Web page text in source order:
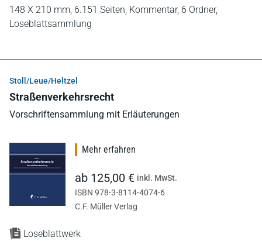
148 X 210 mm, 6.151 Seiten, Kommentar, 6 Ordner,
Loseblattsammlung
Stoll/Leue/Heltzel
Straßenverkehrsrecht
Vorschriftensammlung mit Erläuterungen
Loseblattwerk
Mehr erfahren
ab 125,00 € inkl. MwSt.
ISBN 978-3-8114-4074-6
C.F. Müller Verlag